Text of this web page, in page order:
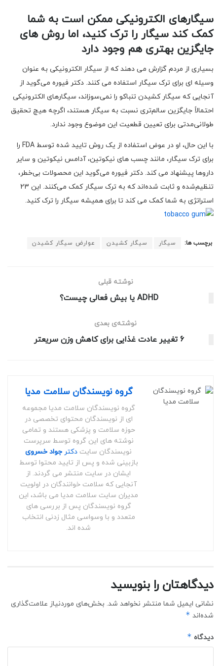
سیگارهای الکترونیکی ممکن است به شما
کمک کند سیگار را ترک کنید، اما روش های
جایگزین بهتری هم وجود دارد
بسیاری از مردم گزارش می دهند که از سیگار الکترونیکی به عنوان
وسیله ای برای ترک سیگار استفاده می کنند. دکتر فیوره می‌گوید از
آنجایی که سیگار کشیدن تنباکو را نمی‌سوزاند، سیگارهای الکترونیکی
احتمالاً جایگزین سالم‌تری نسبت به سیگار هستند، اگرچه هیچ تحقیق
طولانی‌مدتی برای تعیین قطعیت این موضوع وجود ندارد.
با این حال، او در عوض استفاده از یک روش تایید شده توسط FDA را
برای ترک سیگار، مانند چسب های نیکوتین، آدامس نیکوتین و سایر
داروها پیشنهاد می کند. دکتر فیوره می‌گوید این محصولات بی‌خطر،
تنظیم‌شده و ثابت شده‌اند که به ترک سیگار کمک می‌کنند. این 23
استراتژی به شما کمک می کند تا برای همیشه سیگار را ترک کنید.
برچسب ها: سیگار سیگار کشیدن عوارض سیگار کشیدن
نوشته قبلی
ADHD یا بیش فعالی چیست؟
نوشته‌ی بعدی
6 تغییر عادت غذایی برای کاهش وزن سریعتر
گروه نویسندگان سلامت مدیا
گروه نویسندگان سلامت مدیا مجموعه
ای از نویسندگان محتوای تخصصی در
حوزه سلامت و پزشکی هستند و تمامی
نوشته های این گروه توسط سرپرست
نویسندگان سایت دکتر جواد خسروی
بازبینی شده و پس از تایید محتوا توسط
ایشان در سایت منتشر می گردند. از
آنجایی که سلامت خوانندگان در اولویت
مدیران سایت سلامت مدیا می باشد، این
گروه نویسندگان پس از بررسی های
متعدد و با وسواسی مثال زدنی انتخاب
شده اند.
دیدگاهتان را بنویسید
نشانی ایمیل شما منتشر نخواهد شد. بخش‌های موردنیاز علامت‌گذاری
شده‌اند *
دیدگاه *